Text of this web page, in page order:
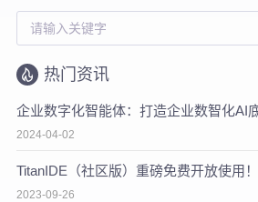
热门资讯
企业数字化智能体：打造企业数智化AI
2024-04-02
TitanIDE（社区版）重磅免费开放使用！
2023-09-26